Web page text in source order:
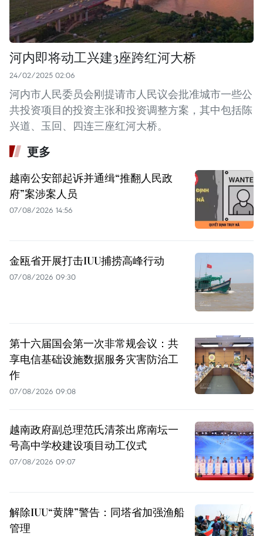
河内即将动工兴建3座跨红河大桥
24/02/2025 02:06
河内市人民委员会刚提请市人民议会批准城市一些公
共投资项目的投资主张和投资调整方案，其中包括陈
兴道、玉回、四连三座红河大桥。
更多
越南公安部起诉并通缉“推翻人民政
府”案涉案人员
07/08/2026 14:56
金瓯省开展打击IUU捕捞高峰行动
07/08/2026 09:30
第十六届国会第一次非常规会议：共
享电信基础设施数据服务灾害防治工
作
07/08/2026 09:08
越南政府副总理范氏清茶出席南坛一
号高中学校建设项目动工仪式
07/08/2026 09:07
解除IUU“黄牌”警告：同塔省加强渔船
管理